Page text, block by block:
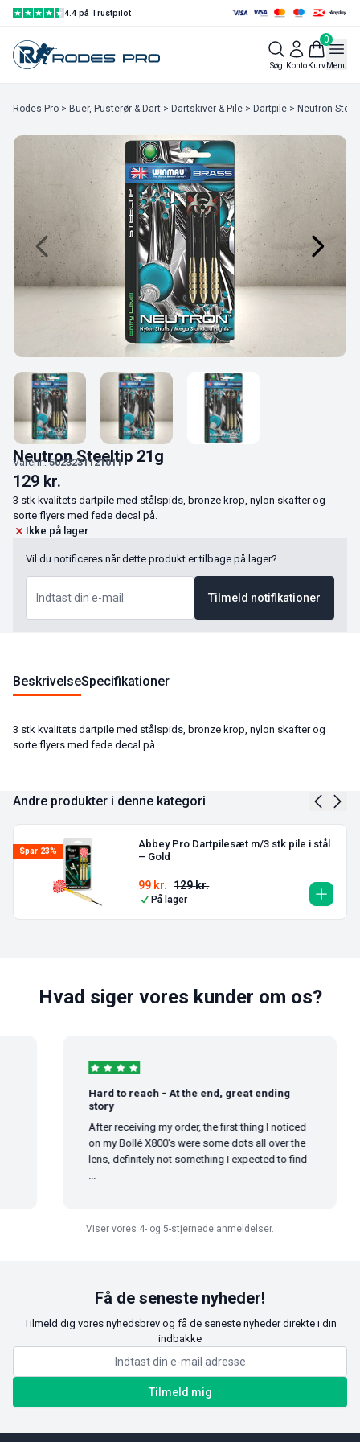
4.4 på Trustpilot
Søg Konto
0
KurvMenu
Rodes Pro > Buer, Pusterør & Dart > Dartskiver & Pile > Dartpile > Neutron
Neutron Steeltip 21g
Varenr.:5023231121011
129 kr.
3 stk kvalitets dartpile med stålspids, bronze krop, nylon skafter og
sorte flyers med fede decal på.
Ikke på lager
Vil du notificeres når dette produkt er tilbage på lager?
Tilmeld notifikationer
BeskrivelseSpecifikationer
3 stk kvalitets dartpile med stålspids, bronze krop, nylon skafter og
sorte flyers med fede decal på.
Andre produkter i denne kategori
Spar 23%
Abbey Pro Dartpilesæt m/3 stk pile i stål
– Gold
129kr.
99 kr.
På lager
Hvad siger vores kunder om os?
Hard to reach - At the end, great ending
story
After receiving my order, the first thing I noticed
on my Bollé X800's were some dots all over the
lens, definitely not something I expected to find
Viser vores 4- og 5-stjernede anmeldelser.
Få de seneste nyheder!
Tilmeld dig vores nyhedsbrev og få de seneste nyheder direkte i din
indbakke
Tilmeld mig